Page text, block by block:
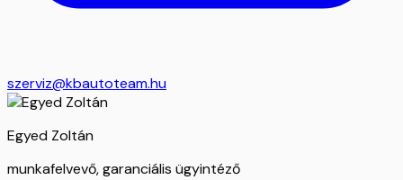
szerviz@kbautoteam.hu
Egyed Zoltán
munkafelvevő, garanciális ügyintéző